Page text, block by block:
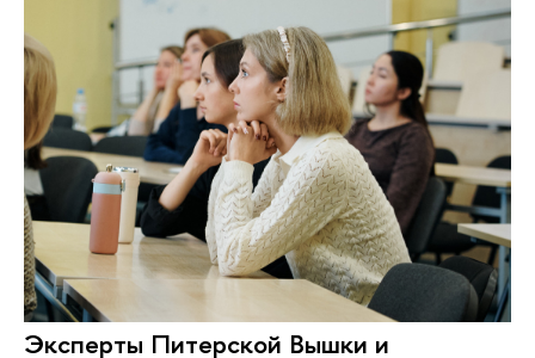
Эксперты Питерской Вышки и